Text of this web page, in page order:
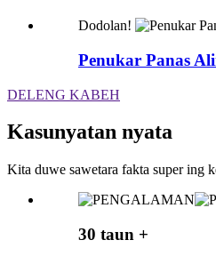
Dodolan!
Penukar Panas
DELENG KABEH
Kasunyatan nyata
Kita duwe sawetara fakta super ing
30 taun +